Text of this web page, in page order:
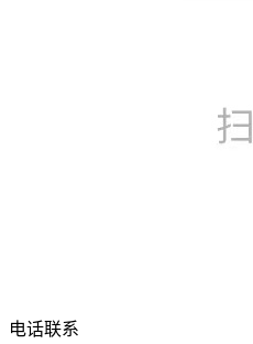
电话联系